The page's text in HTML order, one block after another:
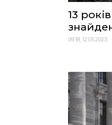
13
09:18, 12.05.2023